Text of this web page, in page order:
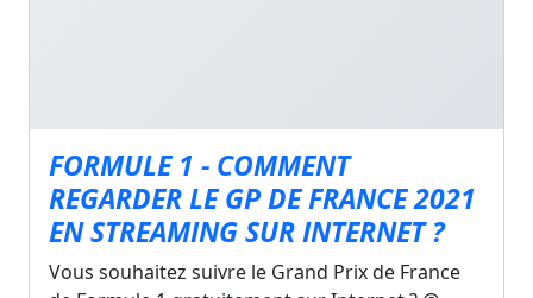
FORMULE 1 - COMMENT
REGARDER LE GP DE FRANCE 2021
EN STREAMING SUR INTERNET ?
Vous souhaitez suivre le Grand Prix de France